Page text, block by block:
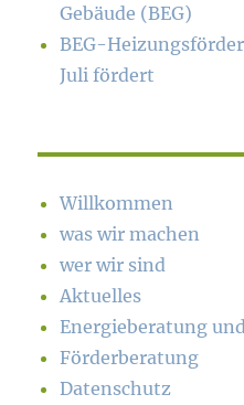
Gebäude (BEG)
BEG-
Juli fördert
Willkommen
was wir machen
wer wir sind
Aktuelles
Energieberatung
Förderberatung
Datenschutz